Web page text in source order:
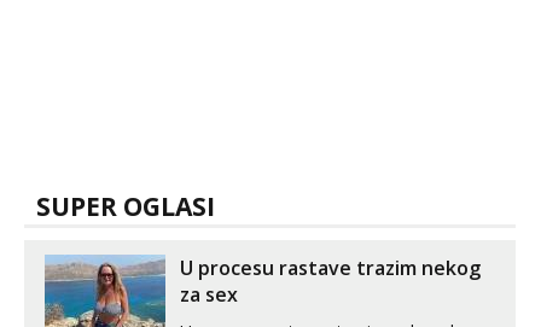
SUPER OGLASI
U procesu rastave trazim nekog
za sex